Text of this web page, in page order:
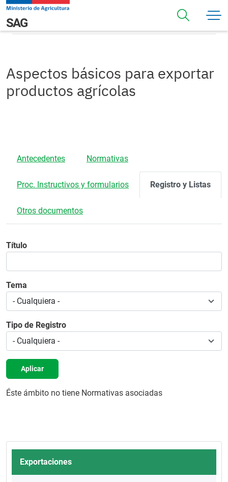
Pasar al contenido principal
Navegación principal
SAGRegistros
Aspectos básicos para exportar
productos agrícolas
Antecedentes Normativas
Proc. Instructivos y formularios Registro y Listas
Otros documentos
Título
Tema
Tipo de Registro
Aplicar
Éste ámbito no tiene Normativas asociadas
Exportaciones